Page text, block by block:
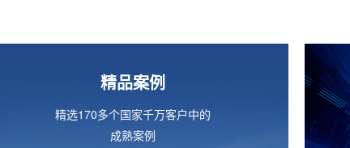
精品案例
精选170多个国家千万客户中的
成熟案例